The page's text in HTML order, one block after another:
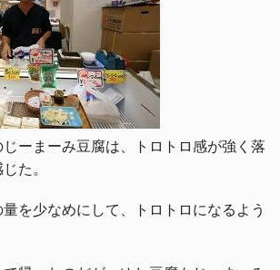
ーまーみ豆腐は、トロトロ感が強く落
た。
量を少なめにして、トロトロになるよう